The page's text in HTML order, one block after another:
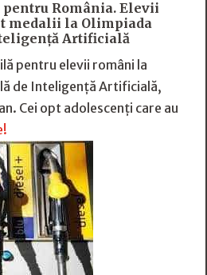
România. Elevii
medalii la Olimpiada
Artificială
pentru elevii români la
de Inteligență Artificială,
Cei opt adolescenți care au